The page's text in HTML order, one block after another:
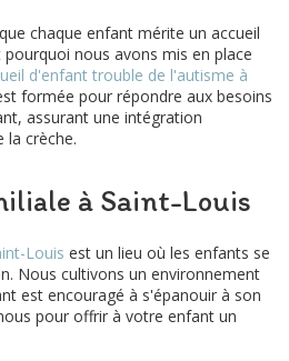
chaque enfant mérite un accueil
nous avons mis en place
d'enfant trouble de l'autisme à
formée pour répondre aux besoins
assurant une intégration
la crèche.
à Saint-Louis
Louis est un lieu où les enfants se
Nous cultivons un environnement
est encouragé à s'épanouir à son
pour offrir à votre enfant un